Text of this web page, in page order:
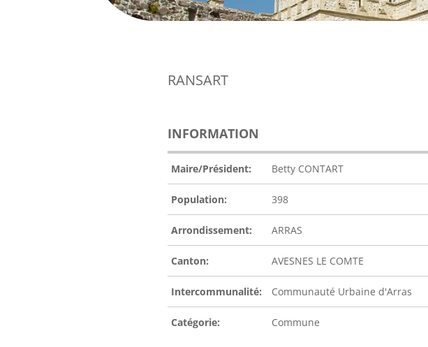
RANSART
INFORMATION
Maire/Président: Betty CONTART
Population: 398
Arrondissement: ARRAS
Canton: AVESNES LE COMTE
Intercommunalité: Communauté Urbaine d'Arras
Catégorie: Commune